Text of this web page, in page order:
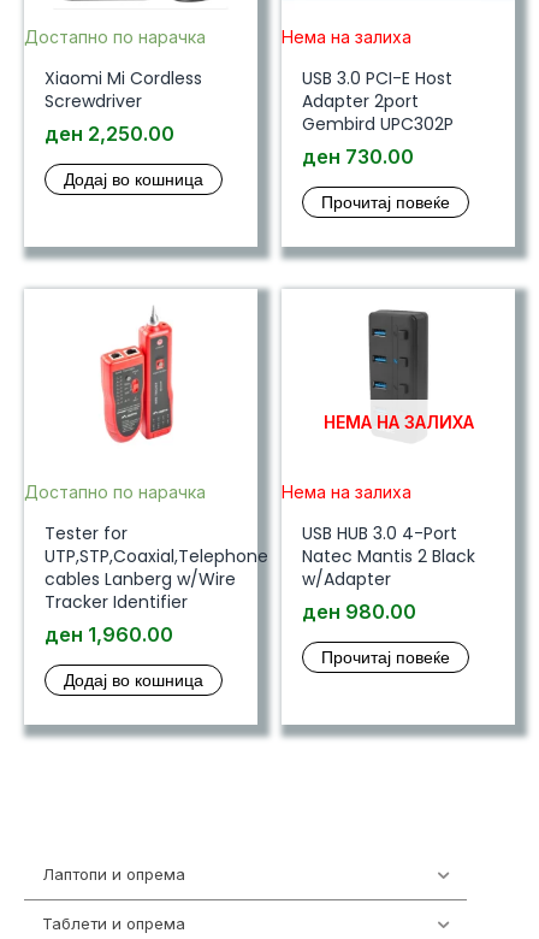
Лаптопи и опрема
Таблети и опрема
Достапно по нарачка
Xiaomi Mi Cordless
Screwdriver
ден 2,250.00
Додај во кошница
Нема на залиха
USB 3.0 PCI-E Host
Adapter 2port
Gembird UPC302P
ден 730.00
Прочитај повеќе
Достапно по нарачка
Tester for
UTP,STP,Coaxial,Telephone
cables Lanberg w/Wire
Tracker Identifier
ден 1,960.00
Додај во кошница
НЕМА НА ЗАЛИХА
Нема на залиха
USB HUB 3.0 4-Port
Natec Mantis 2 Black
w/Adapter
ден 980.00
Прочитај повеќе